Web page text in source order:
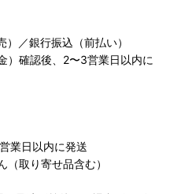
／銀行振込（前払い）
）確認後、2〜3営業日以内に
業日以内に発送
（取り寄せ品含む）